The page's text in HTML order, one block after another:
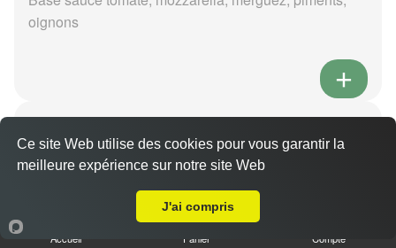
oignons
Dès 9.00 €
Base sauce poivre, mozzarella, viande hachée,
Accueil Panier Compte
Ce site Web utilise des cookies pour vous garantir la
meilleure expérience sur notre site Web
J'ai compris